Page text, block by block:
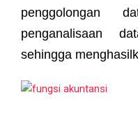
penggolongan
penganalisaan
sehingga